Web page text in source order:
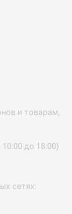
и товарам,
до 18:00)
сетях: